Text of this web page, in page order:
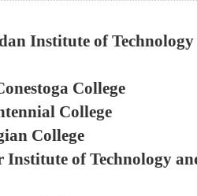
Institute of
College
College
College
of Technology